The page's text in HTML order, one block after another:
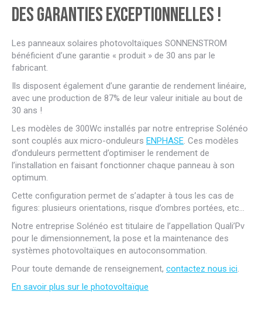
Des garanties exceptionnelles !
Les panneaux solaires photovoltaïques SONNENSTROM
bénéficient d’une garantie « produit » de 30 ans par le
fabricant.
Ils disposent également d’une garantie de rendement linéaire,
avec une production de 87% de leur valeur initiale au bout de
30 ans !
Les modèles de 300Wc installés par notre entreprise Solénéo
sont couplés aux micro-onduleurs ENPHASE. Ces modèles
d’onduleurs permettent d’optimiser le rendement de
l’installation en faisant fonctionner chaque panneau à son
optimum.
Cette configuration permet de s’adapter à tous les cas de
figures: plusieurs orientations, risque d’ombres portées, etc…
Notre entreprise Solénéo est titulaire de l’appellation Quali’Pv
pour le dimensionnement, la pose et la maintenance des
systèmes photovoltaïques en autoconsommation.
Pour toute demande de renseignement, contactez nous ici.
En savoir plus sur le photovoltaïque